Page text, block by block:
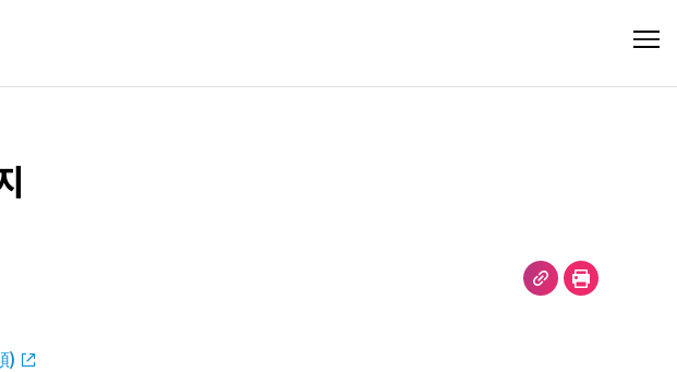
)